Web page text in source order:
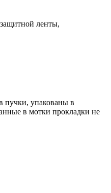
ленты,
пучки, упакованы в
в мотки прокладки не